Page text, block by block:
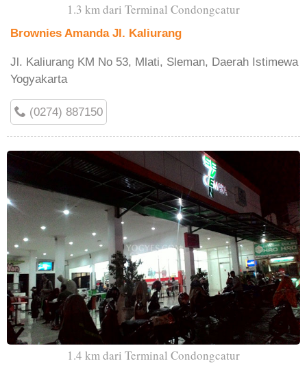
1.3 km dari Terminal Condongcatur
Brownies Amanda Jl. Kaliurang
Jl. Kaliurang KM No 53, Mlati, Sleman, Daerah Istimewa
Yogyakarta
(0274) 887150
1.4 km dari Terminal Condongcatur